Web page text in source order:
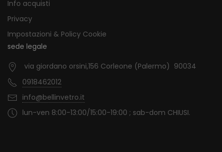
Info acquisti
Privacy
Impostazioni & Policy Cookie
sede legale
via giordano orsini,156 Corleone (Palermo) 90034
0918462012
info@bellinvetro.it
lun-ven 8:00-13:00/15:00-19:00 ; sab-dom CHIUSI.